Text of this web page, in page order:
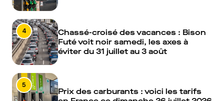
4
Chassé-croisé des vacances : Bison
Futé voit noir samedi, les axes à
éviter du 31 juillet au 3 août
5
Prix des carburants : voici les tarifs